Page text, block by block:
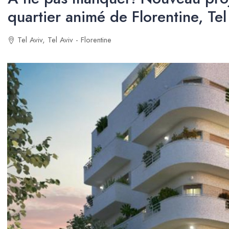
quartier animé de Florentine,
Tel Aviv, Tel Aviv - Florentine